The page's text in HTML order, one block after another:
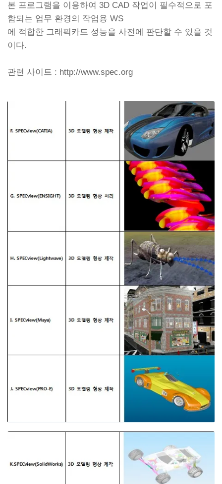
본 프로그램을 이용하여 3D CAD 작업이 필수적으로 포
함되는 업무 환경의 작업용 WS
에 적합한 그래픽카드 성능을 사전에 판단할 수 있을 것
이다.
관련 사이트 : http://www.spec.org